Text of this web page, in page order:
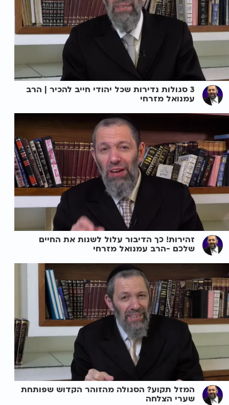
3 סגולות נדירות שכל יהודי חייב להכיר | הרב
עמנואל מזרחי
זהירות! כך הדיבור עלול לשנות את החיים
שלכם -הרב עמנואל מזרחי
המזל תקוע? הסגולה מהזוהר הקדוש שפותחת
שערי הצלחה